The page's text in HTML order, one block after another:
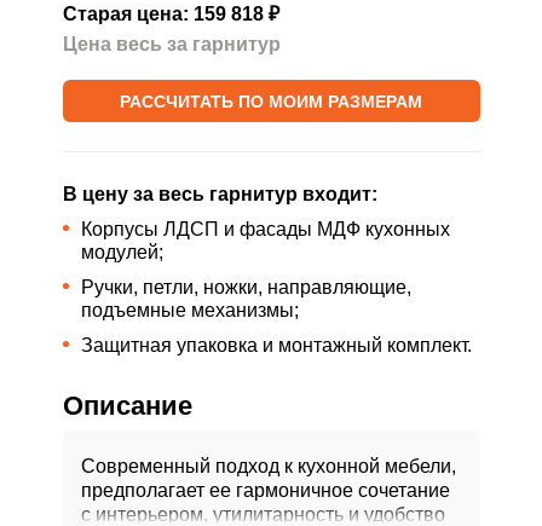
О нас
Акции
Старая цена: 159 818 ₽
Цена весь за гарнитур
РАССЧИТАТЬ ПО МОИМ РАЗМЕРАМ
В цену за весь гарнитур входит:
Корпусы ЛДСП и фасады МДФ кухонных
модулей;
Ручки, петли, ножки, направляющие,
подъемные механизмы;
Защитная упаковка и монтажный комплект.
Описание
Современный подход к кухонной мебели,
предполагает ее гармоничное сочетание
с интерьером, утилитарность и удобство